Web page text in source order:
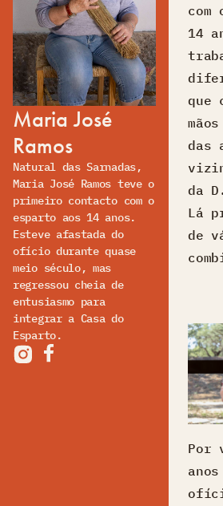
Sobre Nós
Contactos
Maria José
Ramos
Natural das Sarnadas,
Maria José Ramos teve o
primeiro contacto com o
esparto aos 14 anos.
Esteve afastada do
ofício durante quase
meio século, mas
regressou cheia de
entusiasmo para
integrar a Casa do
Esparto.
com
14
que
das
da
Lá
de
Por